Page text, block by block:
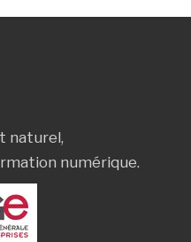
naturel,
numérique.